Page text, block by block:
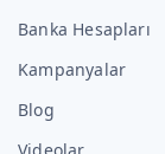
Banka Hesapları
Kampanyalar
Blog